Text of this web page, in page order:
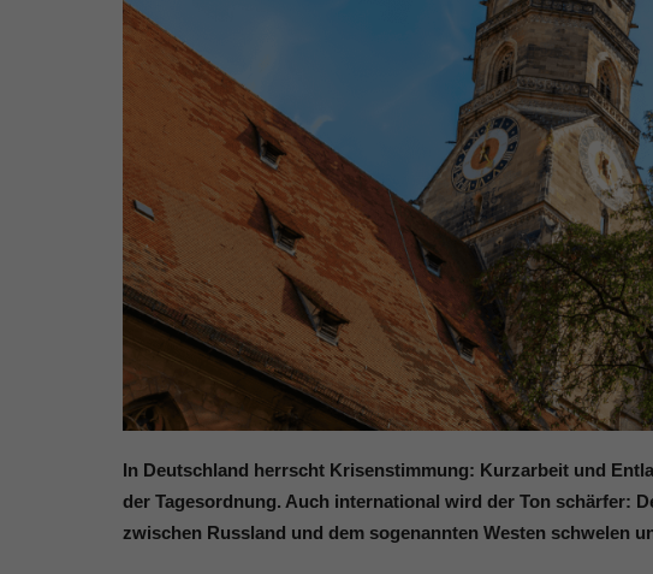
In Deutschland herrscht Krisenstimmung: Kurzarbeit und
der Tagesordnung. Auch international wird der Ton schärfer:
zwischen Russland und dem sogenannten Westen schwelen